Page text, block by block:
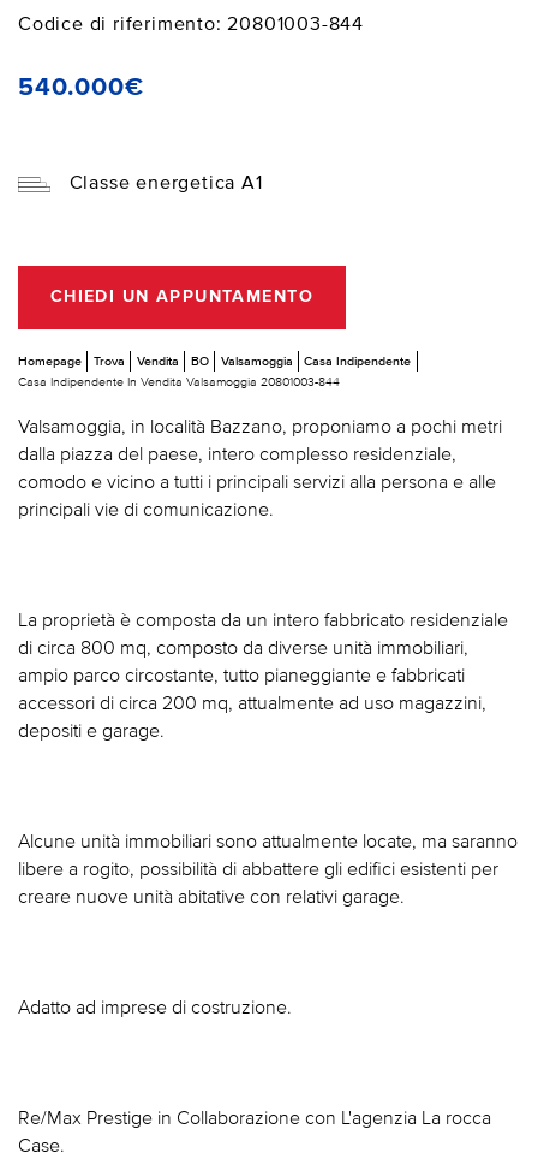
Codice di riferimento: 20801003-844
540.000€
Classe energetica A1
CHIEDI UN APPUNTAMENTO
Homepage Trova Vendita BO Valsamoggia
Casa Indipendente
Casa Indipendente In Vendita Valsamoggia 20801003-844
Valsamoggia, in località Bazzano, proponiamo a pochi metri
dalla piazza del paese, intero complesso residenziale,
comodo e vicino a tutti i principali servizi alla persona e alle
principali vie di comunicazione.
La proprietà è composta da un intero fabbricato residenziale
di circa 800 mq, composto da diverse unità immobiliari,
ampio parco circostante, tutto pianeggiante e fabbricati
accessori di circa 200 mq, attualmente ad uso magazzini,
depositi e garage.
Alcune unità immobiliari sono attualmente locate, ma saranno
libere a rogito, possibilità di abbattere gli edifici esistenti per
creare nuove unità abitative con relativi garage.
Adatto ad imprese di costruzione.
Re/Max Prestige in Collaborazione con L'agenzia La rocca
Case.